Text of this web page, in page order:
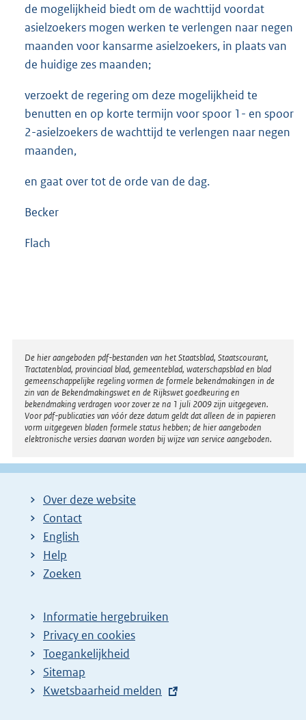
de mogelijkheid biedt om de wachttijd voordat
asielzoekers mogen werken te verlengen naar negen
maanden voor kansarme asielzoekers, in plaats van
de huidige zes maanden;
verzoekt de regering om deze mogelijkheid te
benutten en op korte termijn voor spoor 1- en spoor
2-asielzoekers de wachttijd te verlengen naar negen
maanden,
en gaat over tot de orde van de dag.
Becker
Flach
Disclaimer
De hier aangeboden pdf-bestanden van het Staatsblad, Staatscourant,
Tractatenblad, provinciaal blad, gemeenteblad, waterschapsblad en blad
gemeenschappelijke regeling vormen de formele bekendmakingen in de
zin van de Bekendmakingswet en de Rijkswet goedkeuring en
bekendmaking verdragen voor zover ze na 1 juli 2009 zijn uitgegeven.
Voor pdf-publicaties van vóór deze datum geldt dat alleen de in papieren
vorm uitgegeven bladen formele status hebben; de hier aangeboden
elektronische versies daarvan worden bij wijze van service aangeboden.
Over deze website
Contact
English
Help
Zoeken
Informatie hergebruiken
Privacy en cookies
Toegankelijkheid
Sitemap
E
Kwetsbaarheid melden